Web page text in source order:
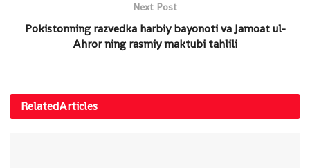
Next Post
Pokistonning razvedka harbiy bayonoti va Jamoat ul-
Ahror ning rasmiy maktubi tahlili
RelatedArticles